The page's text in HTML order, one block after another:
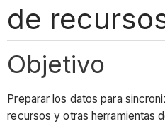
de
Objetivo
Preparar los datos para
recursos y otras herramientas